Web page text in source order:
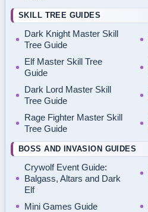
SKILL TREE GUIDES
Dark Knight Master Skill
Tree Guide
Elf Master Skill Tree
Guide
Dark Lord Master Skill
Tree Guide
Rage Fighter Master Skill
Tree Guide
BOSS AND INVASION GUIDES
Crywolf Event Guide:
Balgass, Altars and Dark
Elf
Mini Games Guide